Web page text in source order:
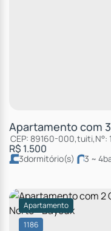
Apartamento com
R$ 1.500
CEP: 89160-000,tuiti,N°:
3dormitório(s) 3 ~ 4
1186
Apartamento